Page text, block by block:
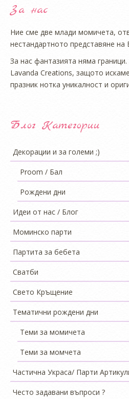
За нас
Ние сме две млади момичета,
нестандартното представяне на
За нас фантазията няма
Lavanda Creations, защото
празник нотка уникалност и
Блог Категории
Декорации и за големи ;)
Proom / Бал
Рождени дни
Идеи от нас / Блог
Моминско парти
Партита за бебета
Сватби
Свето Кръщение
Тематични рождени дни
Теми за момичета
Теми за момчета
Частична Украса/ Парти
Често задавани въпроси ?